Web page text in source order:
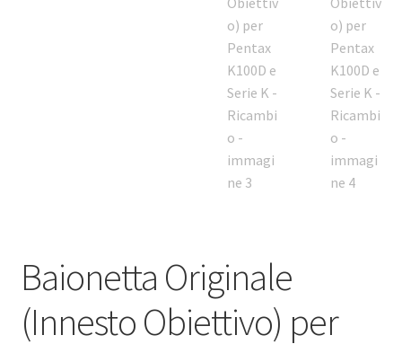
Baionetta Originale
(Innesto Obiettivo) per